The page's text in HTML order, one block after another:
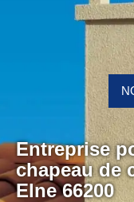
Entreprise
chapeau de
Elne 66200